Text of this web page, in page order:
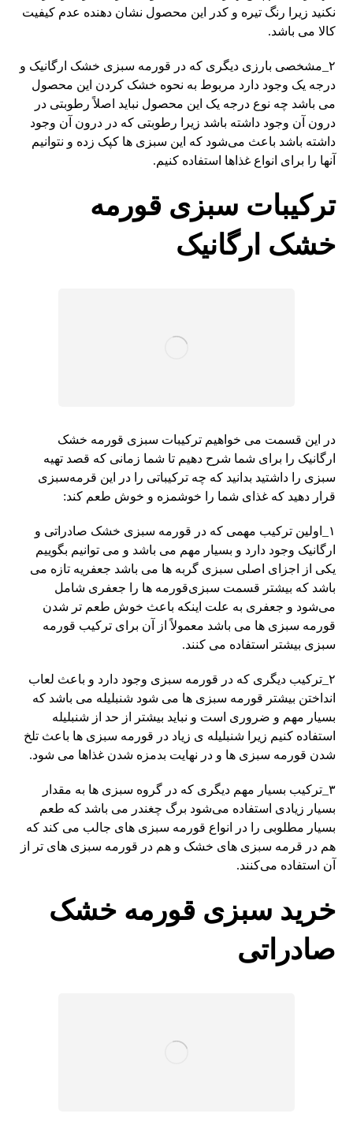
نکنید زیرا رنگ تیره و کدر این محصول نشان دهنده عدم کیفیت
کالا می باشد.
۲_مشخصی بارزی دیگری که در قورمه سبزی خشک ارگانیک و
درجه یک وجود دارد مربوط به نحوه خشک کردن این محصول
می باشد چه نوع درجه یک این محصول نباید اصلاً رطوبتی در
درون آن وجود داشته باشد زیرا رطوبتی که در درون آن وجود
داشته باشد باعث می‌شود که این سبزی ها کپک زده و نتوانیم
آنها را برای انواع غذاها استفاده کنیم.
ترکیبات سبزی قورمه
خشک ارگانیک
در این قسمت می خواهیم ترکیبات سبزی قورمه خشک
ارگانیک را برای شما شرح دهیم تا شما زمانی که قصد تهیه
سبزی را داشتید بدانید که چه ترکیباتی را در این قرمه‌سبزی
قرار دهید که غذای شما را خوشمزه و خوش طعم کند:
۱_اولین ترکیب مهمی که در قورمه سبزی خشک صادراتی و
ارگانیک وجود دارد و بسیار مهم می باشد و می توانیم بگوییم
یکی از اجزای اصلی سبزی گربه ها می باشد جعفریه تازه می
باشد که بیشتر قسمت سبزی‌قورمه ها را جعفری شامل
می‌شود و جعفری به علت اینکه باعث خوش طعم تر شدن
قورمه سبزی ها می باشد معمولاً از آن برای ترکیب قورمه
سبزی بیشتر استفاده می کنند.
۲_ترکیب دیگری که در قورمه سبزی وجود دارد و باعث لعاب
انداختن بیشتر قورمه سبزی ها می شود شنبلیله می باشد که
بسیار مهم و ضروری است و نباید بیشتر از حد از شنبلیله
استفاده کنیم زیرا شنبلیله ی زیاد در قورمه سبزی ها باعث تلخ
شدن قورمه سبزی ها و در نهایت بدمزه شدن غذاها می شود.
۳_ترکیب بسیار مهم دیگری که در گروه سبزی ها به مقدار
بسیار زیادی استفاده می‌شود برگ چغندر می باشد که طعم
بسیار مطلوبی را در انواع قورمه سبزی های جالب می کند که
هم در قرمه سبزی های خشک و هم در قورمه سبزی های تر از
آن استفاده می‌کنند.
خرید سبزی قورمه خشک
صادراتی